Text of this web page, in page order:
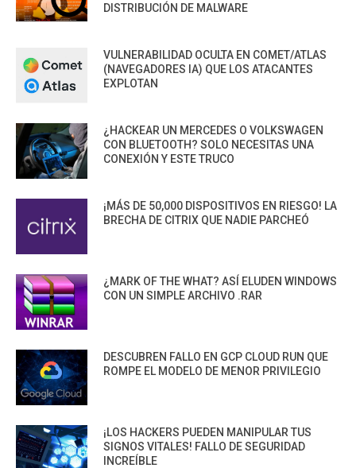
DISTRIBUCIÓN DE MALWARE
VULNERABILIDAD OCULTA EN COMET/ATLAS
(NAVEGADORES IA) QUE LOS ATACANTES
EXPLOTAN
¿HACKEAR UN MERCEDES O VOLKSWAGEN
CON BLUETOOTH? SOLO NECESITAS UNA
CONEXIÓN Y ESTE TRUCO
¡MÁS DE 50,000 DISPOSITIVOS EN RIESGO! LA
BRECHA DE CITRIX QUE NADIE PARCHEÓ
¿MARK OF THE WHAT? ASÍ ELUDEN WINDOWS
CON UN SIMPLE ARCHIVO .RAR
DESCUBREN FALLO EN GCP CLOUD RUN QUE
ROMPE EL MODELO DE MENOR PRIVILEGIO
¡LOS HACKERS PUEDEN MANIPULAR TUS
SIGNOS VITALES! FALLO DE SEGURIDAD
INCREÍBLE